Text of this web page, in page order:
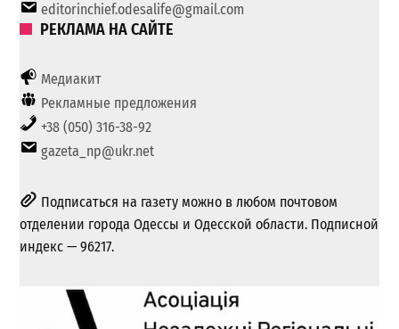
editorinchief.odesalife@gmail.com
РЕКЛАМА НА САЙТЕ
Медиакит
Рекламные предложения
+38 (050) 316-38-92
gazeta_np@ukr.net
Подписаться на газету можно в любом почтовом
отделении города Одессы и Одесской области. Подписной
индекс — 96217.